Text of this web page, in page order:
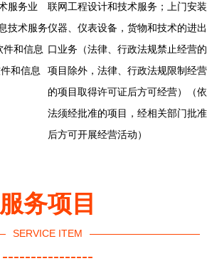
服务业
技术服务
件和信息
和信息
联网工程设计和技术服务；上门安装
仪器、仪表设备，货物和技术的进出
口业务（法律、行政法规禁止经营的
项目除外，法律、行政法规限制经营
的项目取得许可证后方可经营）（依
法须经批准的项目，经相关部门批准
后方可开展经营活动）
服务项目
SERVICE ITEM
----------------